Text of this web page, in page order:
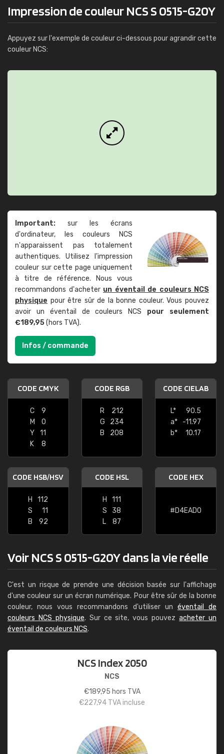
Impression de couleur NCS S 0515-G20Y
Appuyez sur l'exemple de couleur ci-dessous pour agrandir cette
couleur NCS:
Important: sur les écrans
d'ordinateur, les couleurs NCS
n'apparaissent pas totalement
authentiques. Utilisez l'impression
couleur sur cette page uniquement
à titre de référence. Nous vous
recommandons d'acheter un éventail de couleurs NCS
physique pour être sûr de la bonne couleur. Vous pouvez
avoir un éventail de couleurs NCS pour seulement
€189,95(hors TVA).
Infos / commande
CODE CMYK
C
9
M
0
Y
11
K
8
CODE RGB
R
212
G
234
B
208
CODE CIELAB
L*
90.5
a*
-11.97
b*
10.17
CODE HSB/HSV
H
112
S
11
B
92
CODE HSL
H
111
S
38
L
87
CODE HEX
#D4EAD0
Voir NCS S 0515-G20Y dans la vie réelle
C'est un risque de prendre une décision basée sur l'affichage
d'une couleur sur un écran numérique. Pour être sûr de la bonne
couleur, nous vous recommandons d'utiliser un éventail de
couleurs NCS physique. Sur ce site, vous pouvezacheter un
éventail de couleurs NCS.
NCS Index 2050
NCS
€189,95 hors TVA
€227,94 TVA incluse